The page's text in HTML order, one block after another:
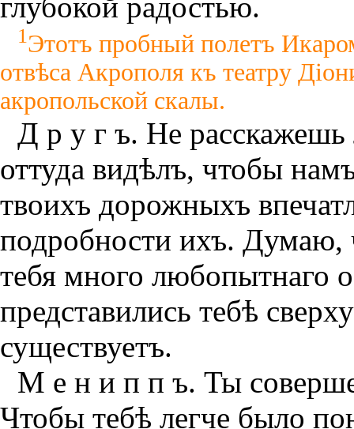
1Этотъ пробный полетъ
отвѣса Акрополя къ театру
акропольской скалы.
Д р у г ъ. Не
оттуда видѣлъ, чтобы
твоихъ дорожныхъ
подробности ихъ. Думаю,
тебя много любопытнаго
представились тебѣ
существуетъ.
М е н и п п ъ. Ты
Чтобы тебѣ легче было